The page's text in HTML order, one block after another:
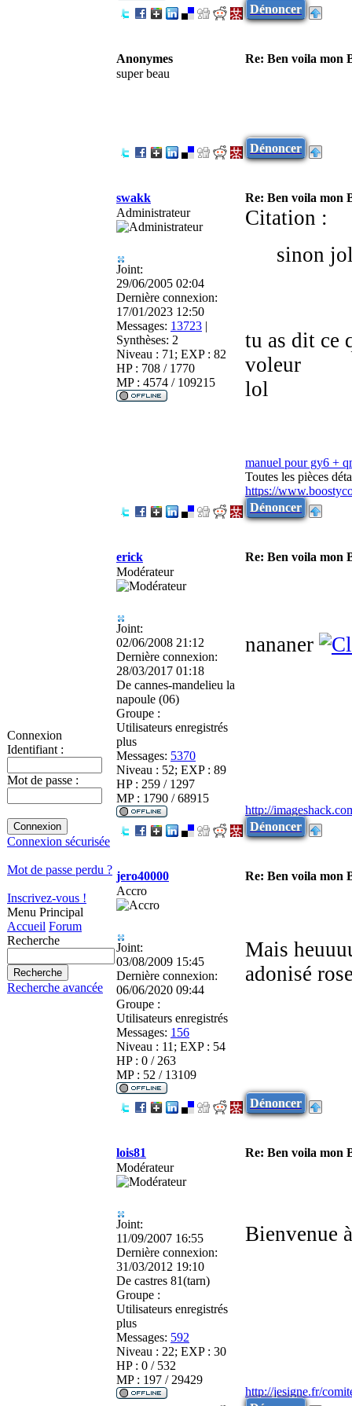
Connexion
Identifiant :
Mot de passe :
Connexion sécurisée
Mot de passe perdu ?
Inscrivez-vous !
Menu Principal
Accueil Forum
Recherche
Recherche avancée
Dénoncer
Anonymes
Re: Ben voila mon
super beau
Dénoncer
swakk
Re: Ben voila mon
Administrateur
Joint:
29/06/2005 02:04
Dernière connexion:
17/01/2023 12:50
Messages: 13723 |
Synthèses: 2
Niveau : 71; EXP : 82
HP : 708 / 1770
MP : 4574 / 109215
Citation :
sinon
tu as dit ce
voleur
lol
manuel pour gy6 +
Toutes les pièces
https://
Dénoncer
erick
Re: Ben voila mon
Modérateur
Joint:
02/06/2008 21:12
Dernière connexion:
28/03/2017 01:18
De cannes-mandelieu la
napoule (06)
Groupe :
Utilisateurs enregistrés
plus
Messages: 5370
Niveau : 52; EXP : 89
HP : 259 / 1297
MP : 1790 / 68915
nananer
http://
Dénoncer
jero40000
Re: Ben voila mon
Accro
Joint:
03/08/2009 15:45
Dernière connexion:
06/06/2020 09:44
Groupe :
Utilisateurs enregistrés
Messages: 156
Niveau : 11; EXP : 54
HP : 0 / 263
MP : 52 / 13109
Mais
adonisé
Dénoncer
lois81
Re: Ben voila mon
Modérateur
Joint:
11/09/2007 16:55
Dernière connexion:
31/03/2012 19:10
De castres 81(tarn)
Groupe :
Utilisateurs enregistrés
plus
Messages: 592
Niveau : 22; EXP : 30
HP : 0 / 532
MP : 197 / 29429
Bienvenue
http://jesigne.fr/